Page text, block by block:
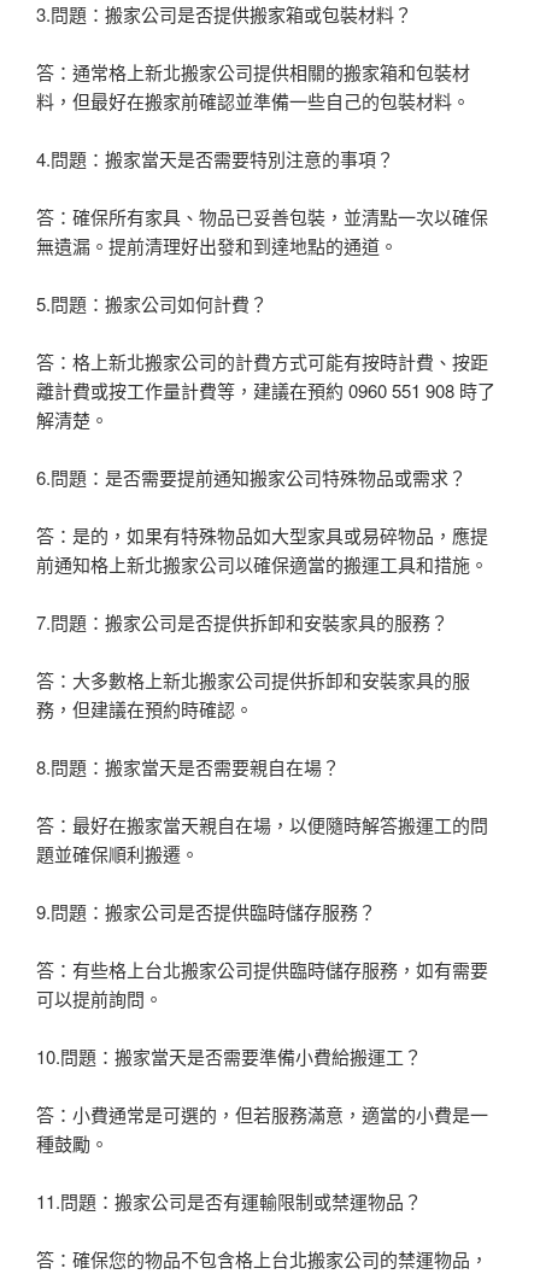
3.問題：搬家公司是否提供搬家箱或包裝材料？
答：通常格上新北搬家公司提供相關的搬家箱和包裝材
料，但最好在搬家前確認並準備一些自己的包裝材料。
4.問題：搬家當天是否需要特別注意的事項？
答：確保所有家具、物品已妥善包裝，並清點一次以確保
無遺漏。提前清理好出發和到達地點的通道。
5.問題：搬家公司如何計費？
答：格上新北搬家公司的計費方式可能有按時計費、按距
離計費或按工作量計費等，建議在預約 0960 551 908 時了
解清楚。
6.問題：是否需要提前通知搬家公司特殊物品或需求？
答：是的，如果有特殊物品如大型家具或易碎物品，應提
前通知格上新北搬家公司以確保適當的搬運工具和措施。
7.問題：搬家公司是否提供拆卸和安裝家具的服務？
答：大多數格上新北搬家公司提供拆卸和安裝家具的服
務，但建議在預約時確認。
8.問題：搬家當天是否需要親自在場？
答：最好在搬家當天親自在場，以便隨時解答搬運工的問
題並確保順利搬遷。
9.問題：搬家公司是否提供臨時儲存服務？
答：有些格上台北搬家公司提供臨時儲存服務，如有需要
可以提前詢問。
10.問題：搬家當天是否需要準備小費給搬運工？
答：小費通常是可選的，但若服務滿意，適當的小費是一
種鼓勵。
11.問題：搬家公司是否有運輸限制或禁運物品？
答：確保您的物品不包含格上台北搬家公司的禁運物品，